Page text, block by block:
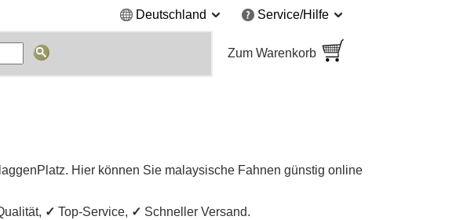
Deutschland Service/Hilfe
Zum Warenkorb
Hier können Sie malaysische Fahnen günstig online
✓ Top-Service, ✓ Schneller Versand.